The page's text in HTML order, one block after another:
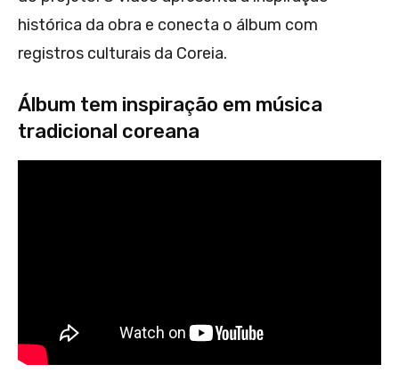
histórica da obra e conecta o álbum com
registros culturais da Coreia.
Álbum tem inspiração em música
tradicional coreana